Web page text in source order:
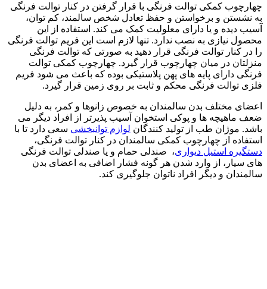
چهارچوب کمکی توالت فرنگی با قرار گرفتن در کنار توالت فرنگی
به نشستن و برخواستن و حفظ تعادل شخص سالمند، کم توان،
آسیب دیده و یا دارای معلولیت کمک می کند. استفاده از این
محصول نیازی به نصب ندارد. تنها لازم است این فریم توالت فرنگی
را در کنار توالت فرنگی قرار دهید به صورتی که توالت فرنگی
منزلتان در میان چهارچوب قرار گیرد. چهارچوب کمکی توالت
فرنگی دارای پایه های پهن پلاستیکی بوده که باعث می شود فریم
فلزی توالت فرنگی محکم و ثابت بر روی زمین قرار گیرد.
اعضای مختلف بدن سالمندان به خصوص زانوها و کمر، به دلیل
ضعف ماهیچه ها و پوکی استخوان آسیب پذیرتر از افراد دیگر می
باشد. موژان طب از تولید کنندگان لوازم توانبخشی سعی دارد تا با
استفاده از چهارچوب کمکی سالمندان در کنار توالت فرنگی،
دستگیره استیل دیواری، صندلی حمام و یا صندلی توالت فرنگی
های سیار، از وارد شدن هر گونه فشار اضافی به اعضای بدن
سالمندان و دیگر افراد ناتوان جلوگیری کند.